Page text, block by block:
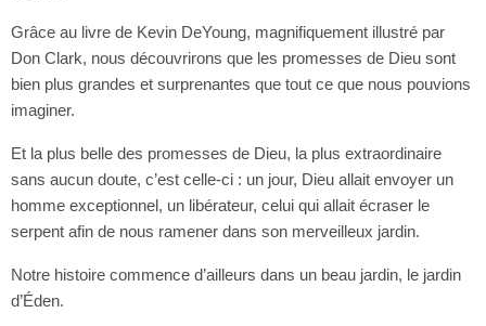
Grâce au livre de Kevin DeYoung, magnifiquement illustré par
Don Clark, nous découvrirons que les promesses de Dieu sont
bien plus grandes et surprenantes que tout ce que nous pouvions
imaginer.
Et la plus belle des promesses de Dieu, la plus extraordinaire
sans aucun doute, c’est celle-ci : un jour, Dieu allait envoyer un
homme exceptionnel, un libérateur, celui qui allait écraser le
serpent afin de nous ramener dans son merveilleux jardin.
Notre histoire commence d’ailleurs dans un beau jardin, le jardin
d’Éden.